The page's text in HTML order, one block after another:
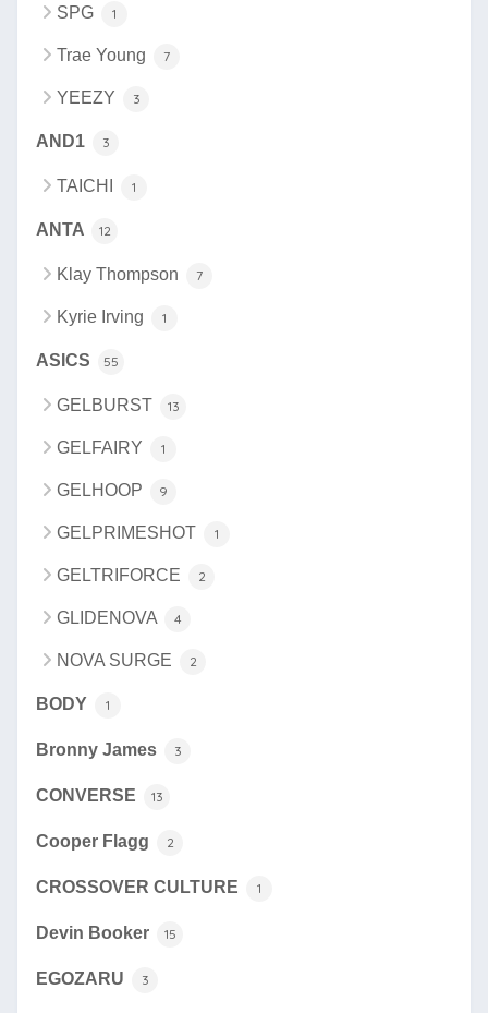
SPG 1
Trae Young 7
YEEZY 3
AND1 3
TAICHI 1
ANTA 12
Klay Thompson 7
Kyrie Irving 1
ASICS 55
GELBURST 13
GELFAIRY 1
GELHOOP 9
GELPRIMESHOT 1
GELTRIFORCE 2
GLIDENOVA 4
NOVA SURGE 2
BODY 1
Bronny James 3
CONVERSE 13
Cooper Flagg 2
CROSSOVER CULTURE 1
Devin Booker 15
EGOZARU 3